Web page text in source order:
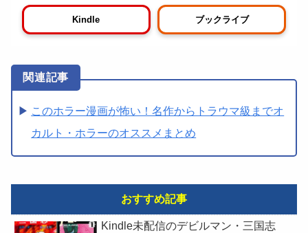
Kindle ブックライブ
このホラー漫画が怖い！名作からトラウマ級までオ
カルト・ホラーのオススメまとめ
おすすめ記事
Kindle未配信のデビルマン・三国志